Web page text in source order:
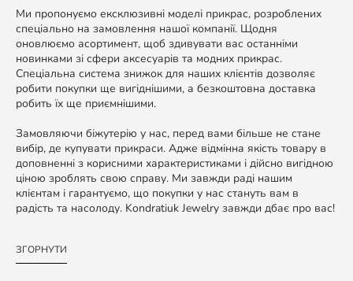
Ми пропонуємо ексклюзивні моделі прикрас, розроблених
спеціально на замовлення нашої компанії. Щодня
оновлюємо асортимент, щоб здивувати вас останніми
новинками зі сфери аксесуарів та модних прикрас.
Спеціальна система знижок для наших клієнтів дозволяє
робити покупки ще вигіднішими, а безкоштовна доставка
робить їх ще приємнішими.
Замовляючи біжутерію у нас, перед вами більше не стане
вибір, де купувати прикраси. Адже відмінна якість товару в
доповненні з корисними характеристиками і дійсно вигідною
ціною зроблять свою справу. Ми завжди раді нашим
клієнтам і гарантуємо, що покупки у нас стануть вам в
радість та насолоду. Kondratiuk Jewelry завжди дбає про вас!
ЗГОРНУТИ